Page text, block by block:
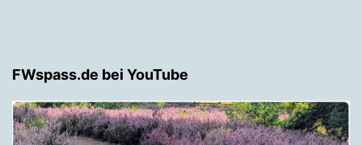
FWspass.de bei YouTube